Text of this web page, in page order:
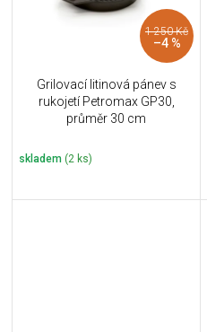
1 250 Kč
–4 %
Grilovací litinová pánev s
rukojetí Petromax GP30,
průměr 30 cm
skladem (2 ks)